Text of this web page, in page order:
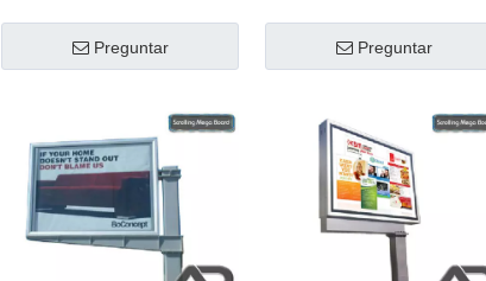
Preguntar Preguntar